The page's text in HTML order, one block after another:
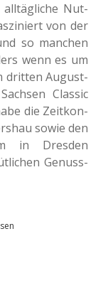
all­täg­li­che Nut­
von der
so man­chen
wenn es um
drit­ten August­
Clas­sic
die Zeit­kon­
sowie den
in Dres­den
Genuss-